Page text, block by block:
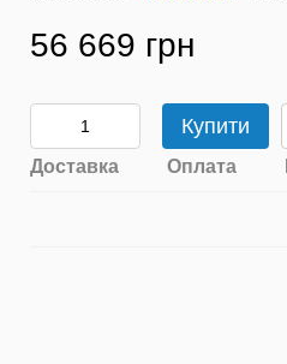
56 669 грн
Купити
Доставка Оплата